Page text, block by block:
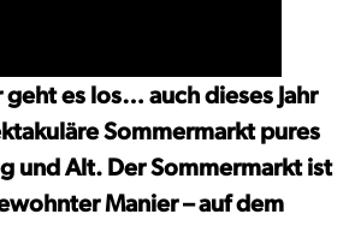
es los… auch dieses Jahr
Sommermarkt pures
und Alt. Der Sommermarkt ist
Manier – auf dem